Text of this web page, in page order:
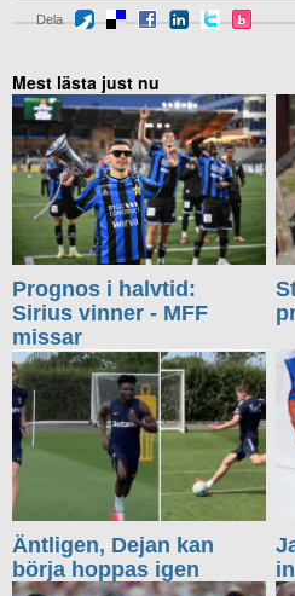
Dela
Mest lästa just nu
Prognos i halvtid:
Sirius vinner - MFF
missar
Äntligen, Dejan kan
börja hoppas igen